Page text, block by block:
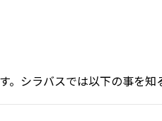
シラバスでは以下の事を知